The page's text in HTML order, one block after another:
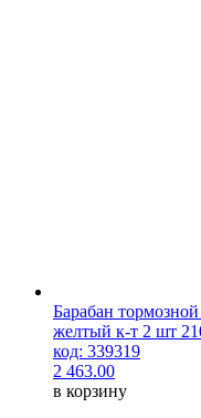
Барабан
желтый к-т 2 шт
код: 339319
2 463.00
в корзину